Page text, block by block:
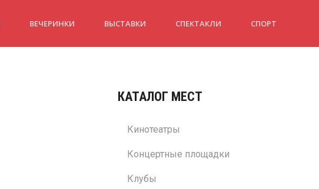
ВЕЧЕРИНКИ ВЫСТАВКИ СПЕКТАКЛИ СПОРТ
КАТАЛОГ МЕСТ
Кинотеатры
Концертные площадки
Клубы